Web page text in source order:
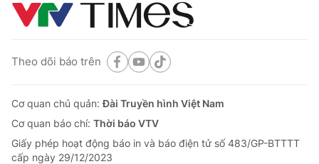
Theo dõi báo trên
Cơ quan chủ quản:Đài Truyền hình Việt Nam
Cơ quan báo chí: Thời báo VTV
Giấy phép hoạt động báo in và báo điện tử số 483/GP-BTTTT
cấp ngày 29/12/2023